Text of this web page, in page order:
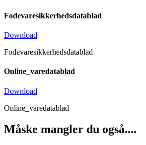
Fodevaresikkerhedsdatablad
Download
Fodevaresikkerhedsdatablad
Online_varedatablad
Download
Online_varedatablad
Måske mangler du også....